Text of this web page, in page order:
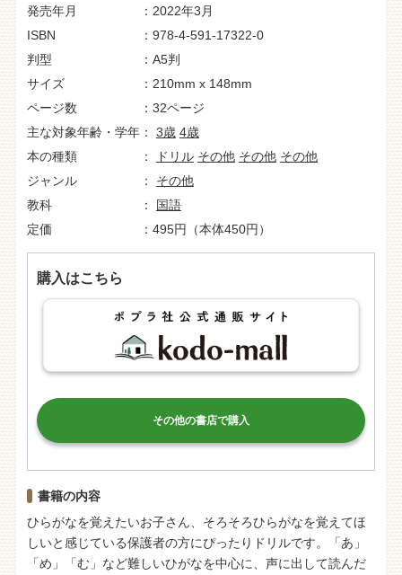
発売年月
2022年3月
ISBN
978-4-591-17322-0
判型
A5判
サイズ
210mm x 148mm
ページ数
32ページ
主な対象年齢・学年
3歳 4歳
本の種類
ドリル その他 その他 その他
ジャンル
その他
教科
国語
定価
495円（本体450円）
購入はこちら
その他の書店で購入
書籍の内容
ひらがなを覚えたいお子さん、そろそろひらがなを覚えてほ
しいと感じている保護者の方にぴったりドリルです。「あ」
「め」「む」など難しいひがなを中心に、声に出して読んだ